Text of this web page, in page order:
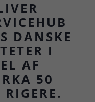
DANSKE
I
AF
50